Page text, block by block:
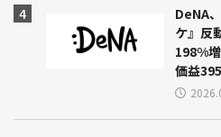
DeNA
ケ』反
198%
価益